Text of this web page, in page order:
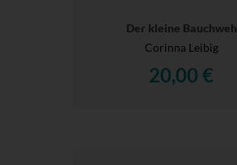
Der kleine Bauchweh
Corinna Leibig
20,00 €